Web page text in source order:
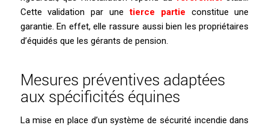
Cette validation par unetierce partie constitue une
garantie. En effet, elle rassure aussi bien les propriétaires
d’équidés que les gérants de pension.
Mesures préventives adaptées
aux spécificités équines
La mise en place d’un système de sécurité incendie dans